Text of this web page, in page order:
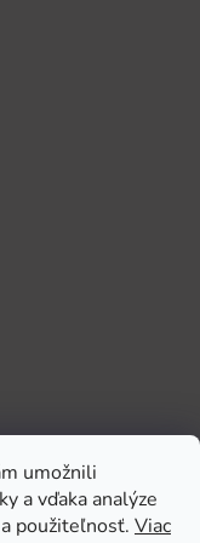
umožnili
a vďaka analýze
použiteľnosť. Viac